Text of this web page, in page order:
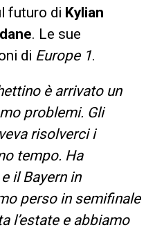
futuro di Kylian
. Le sue
di Europe 1.
è arrivato un
problemi. Gli
risolverci i
tempo. Ha
il Bayern in
perso in semifinale
l’estate e abbiamo